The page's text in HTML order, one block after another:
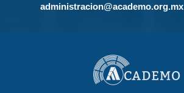
administracion@academo.org.mx